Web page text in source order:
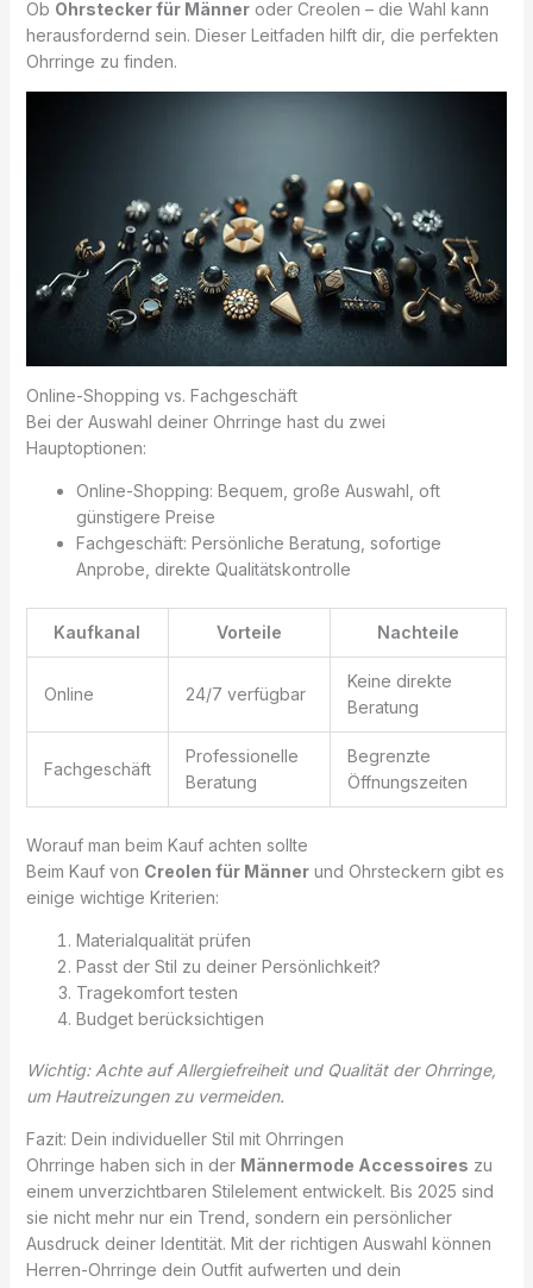
Ob Ohrstecker für Männeroder Creolen – die Wahl kann
herausfordernd sein. Dieser Leitfaden hilft dir, die perfekten
Ohrringe zu finden.
Online-Shopping vs. Fachgeschäft
Bei der Auswahl deiner Ohrringe hast du zwei
Hauptoptionen:
Online-Shopping: Bequem, große Auswahl, oft
günstigere Preise
Fachgeschäft: Persönliche Beratung, sofortige
Anprobe, direkte Qualitätskontrolle
Kaufkanal Vorteile Nachteile
Online 24/7 verfügbar
Keine direkte
Beratung
Fachgeschäft
Professionelle
Beratung
Begrenzte
Öffnungszeiten
Worauf man beim Kauf achten sollte
Beim Kauf von Creolen für Männerund Ohrsteckern gibt es
einige wichtige Kriterien:
Materialqualität prüfen
Passt der Stil zu deiner Persönlichkeit?
Tragekomfort testen
Budget berücksichtigen
Wichtig: Achte auf Allergiefreiheit und Qualität der Ohrringe,
um Hautreizungen zu vermeiden.
Fazit: Dein individueller Stil mit Ohrringen
Ohrringe haben sich in der Männermode Accessoires zu
einem unverzichtbaren Stilelement entwickelt. Bis 2025 sind
sie nicht mehr nur ein Trend, sondern ein persönlicher
Ausdruck deiner Identität. Mit der richtigen Auswahl können
Herren-Ohrringe dein Outfit aufwerten und dein